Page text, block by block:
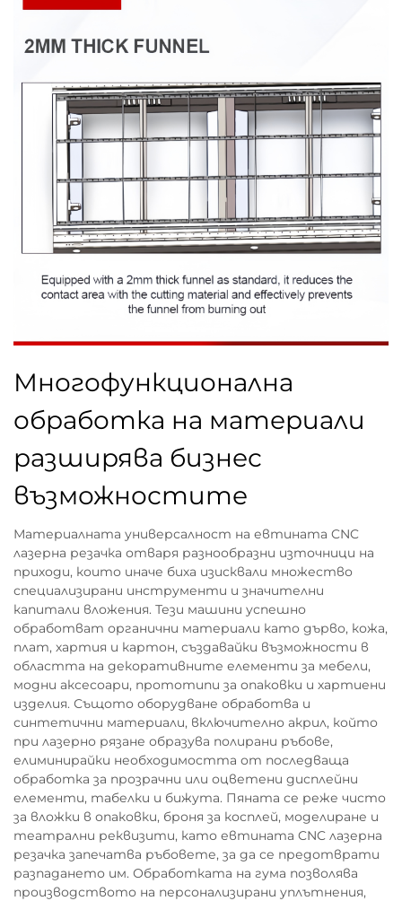
Многофункционална
обработка на материали
разширява бизнес
възможностите
Материалната универсалност на евтината CNC
лазерна резачка отваря разнообразни източници на
приходи, които иначе биха изисквали множество
специализирани инструменти и значителни
капитали вложения. Тези машини успешно
обработват органични материали като дърво, кожа,
плат, хартия и картон, създавайки възможности в
областта на декоративните елементи за мебели,
модни аксесоари, прототипи за опаковки и хартиени
изделия. Същото оборудване обработва и
синтетични материали, включително акрил, който
при лазерно рязане образува полирани ръбове,
елиминирайки необходимостта от последваща
обработка за прозрачни или оцветени дисплейни
елементи, табелки и бижута. Пяната се реже чисто
за вложки в опаковки, броня за косплей, моделиране и
театрални реквизити, като евтината CNC лазерна
резачка запечатва ръбовете, за да се предотврати
разпадането им. Обработката на гума позволява
производството на персонализирани уплътнения,